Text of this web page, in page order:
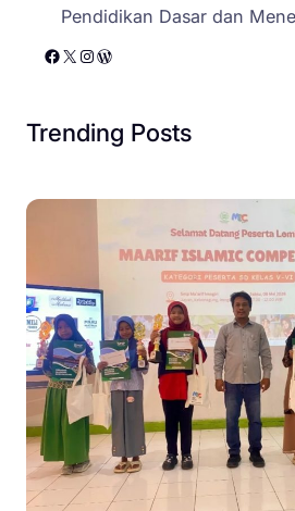
Pendidikan Dasar dan
Facebook X Instagram WordPress
Trending Posts